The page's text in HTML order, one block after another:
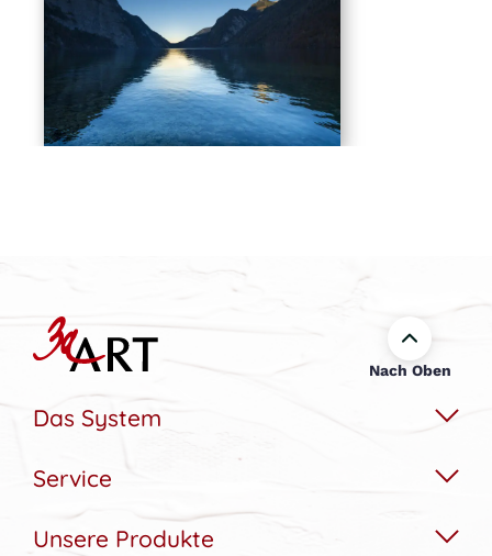
Nach Oben
Das System
Das Wechselbildsystem
Nachhaltigkeit
Service
Hilfe & Kontakt
Unsere Produkte